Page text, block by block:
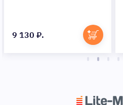
9 130 ₽.